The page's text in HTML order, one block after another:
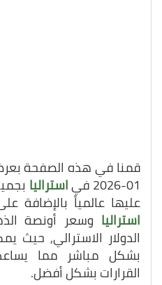
01-2026 في استراليا
عليها عالمياً
استراليا وسعر أونصة
الدولار الاسترالي, حيث
بشكل مباشر مما
القرارات بشكل أفضل.